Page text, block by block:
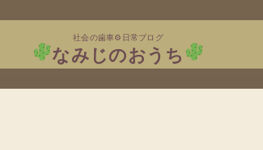
社会の歯車⚙日常ブログ
なみじのおうち